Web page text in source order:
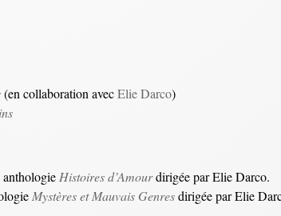
(en collaboration avecElie Darco)
anthologie Histoires d’Amourdirigée par Elie Darco.
Mystères et Mauvais Genresdirigée par Elie